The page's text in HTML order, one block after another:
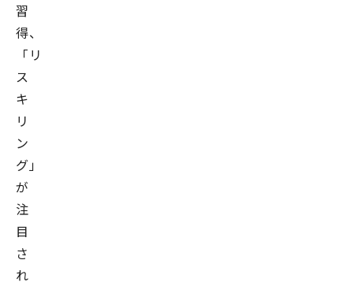
習
得、
「リ
ス
キ
リ
ン
グ」
が
注
目
さ
れ